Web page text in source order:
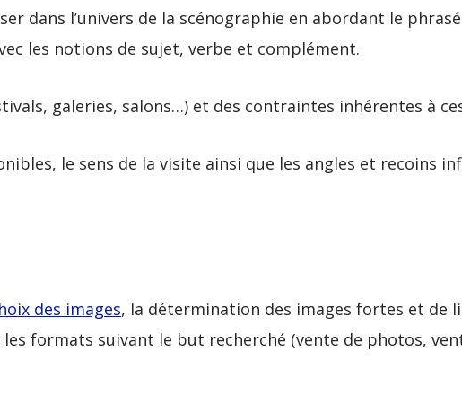
dans l’univers de la scénographie en abordant le phrasé
les notions de sujet, verbe et complément.
galeries, salons…) et des contraintes inhérentes à
le sens de la visite ainsi que les angles et recoins
des images, la détermination des images fortes et de
formats suivant le but recherché (vente de photos,